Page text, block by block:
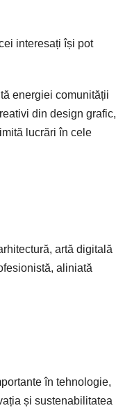
interesați își pot
energiei comunității
din design grafic,
lucrări în cele
artă digitală
aliniată
în tehnologie,
și sustenabilitatea